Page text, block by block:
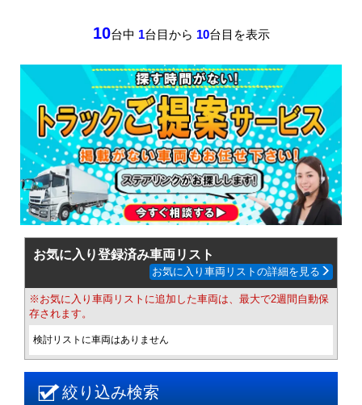
10台中 1台目から 10台目を表示
お気に入り登録済み車両リスト
お気に入り車両リストの詳細を見る
※お気に入り車両リストに追加した車両は、最大で2週間自動保
存されます。
検討リストに車両はありません
絞り込み検索